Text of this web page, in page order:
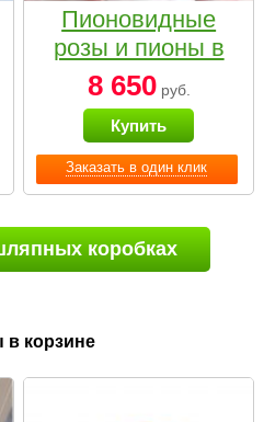
Заказать в один клик
Пионовидные
розы и пионы в
белой коробке
Small
8 650руб.
Купить
коробках
в корзине